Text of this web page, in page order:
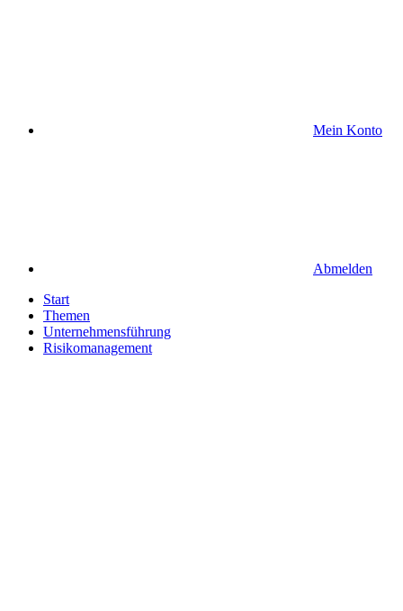
Mein Konto
Abmelden
Start
Themen
Unternehmensführung
Risikomanagement